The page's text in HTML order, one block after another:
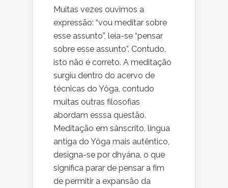
Muitas vezes ouvimos a
expressão: “vou meditar sobre
esse assunto”, leia-se “pensar
sobre esse assunto”. Contudo,
isto não é correto. A meditação
surgiu dentro do acervo de
técnicas do Yôga, contudo
muitas outras filosofias
abordam esssa questão.
Meditação em sânscrito, língua
antiga do Yôga mais autêntico,
designa-se por dhyána, o que
significa parar de pensar a fim
de permitir a expansão da